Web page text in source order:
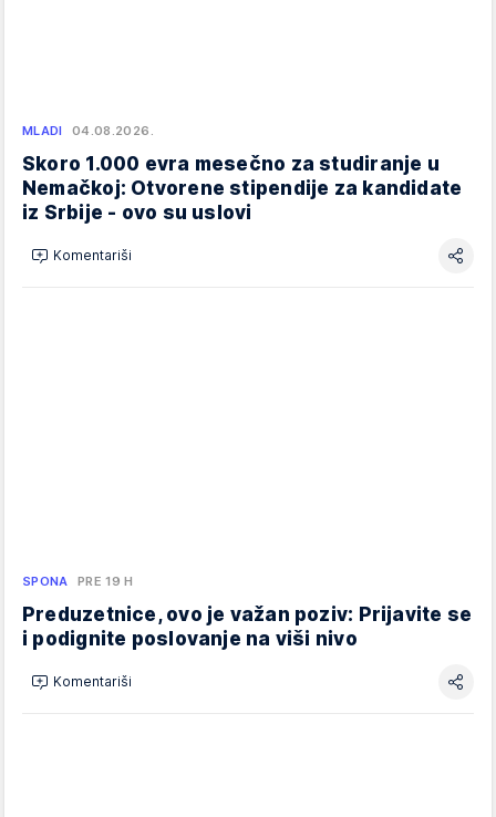
MLADI 04.08.2026.
Skoro 1.000 evra mesečno za studiranje u
Nemačkoj: Otvorene stipendije za kandidate
iz Srbije - ovo su uslovi
Komentariši
SPONA PRE 19 H
Preduzetnice, ovo je važan poziv: Prijavite se
i podignite poslovanje na viši nivo
Komentariši